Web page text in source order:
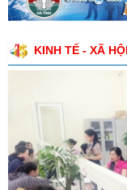
KINH TẾ - XÃ HỘI